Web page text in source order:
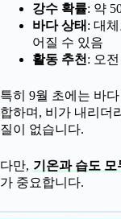
강수 확률: 약
바다 상태 : 대
어질 수 있음
활동 추천 : 오
특히 9월 초에는 바
합하며, 비가 내리더
질이 없습니다.
다만, 기온과 습도 모
가 중요합니다.